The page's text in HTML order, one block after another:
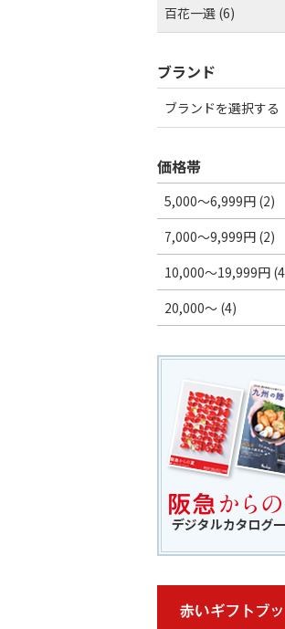
百花一選 (6)
ブランド
ブランドを選択する
価格帯
5,000～6,999円 (2)
7,000～9,999円 (2)
10,000～19,999円
20,000～ (4)